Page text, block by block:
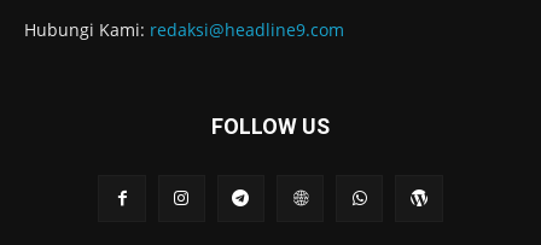
Hubungi Kami: redaksi@headline9.com
FOLLOW US